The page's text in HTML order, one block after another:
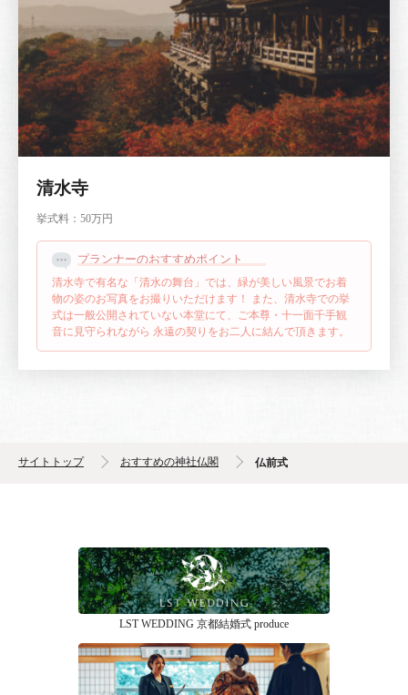
清水寺
挙式料： 50万円
プランナーのおすすめポイント
清水寺で有名な「清水の舞台」では、緑が美しい風景でお着
物の姿のお写真をお撮りいただけます！
また、清水寺での挙
式は一般公開されていない本堂にて、ご本尊・十一面千手観
音に見守られながら 永遠の契りをお二人に結んで頂きます。
サイトトップ おすすめの神社仏閣 仏前式
LST WEDDING 京都結婚式 produce